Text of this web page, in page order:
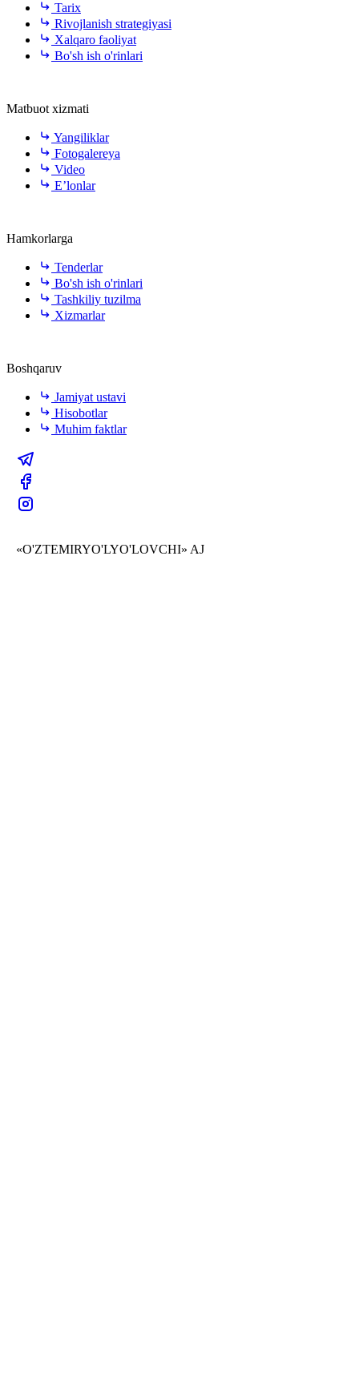
Tarix
Rivojlanish strategiyasi
Xalqaro faoliyat
Bo'sh ish o'rinlari
Matbuot xizmati
Yangiliklar
Fotogalereya
Video
E’lonlar
Hamkorlarga
Tenderlar
Bo'sh ish o'rinlari
Tashkiliy tuzilma
Xizmarlar
Boshqaruv
Jamiyat ustavi
Hisobotlar
Muhim faktlar
«O'ZTEMIRYO'LYO'LOVCHI» AJ